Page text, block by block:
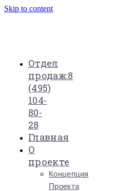
Skip to content
Отдел
продаж:8
(495)
104-
80-
28
Главная
О
проекте
Концепция
Проекта